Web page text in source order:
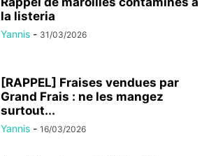
la listeria
Yannis - 31/03/2026
[RAPPEL] Fraises vendues par
Grand Frais : ne les mangez
surtout...
Yannis - 16/03/2026